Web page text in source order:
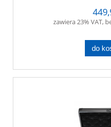
zawiera 23% VAT,
do